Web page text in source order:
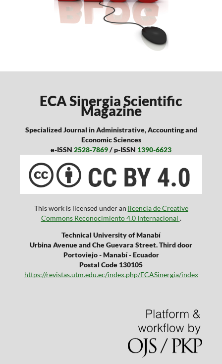
ECA Sinergia Scientific
Magazine
Specialized Journal in Administrative, Accounting and
Economic Sciences
e-ISSN 2528-7869/ p-ISSN 1390-6623
This work is licensed under an licencia de Creative
Commons Reconocimiento 4.0 Internacional .
Technical University of Manabí
Urbina Avenue and Che Guevara Street. Third door
Portoviejo - Manabí - Ecuador
Postal Code 130105
https://revistas.utm.edu.ec/index.php/ECASinergia/index